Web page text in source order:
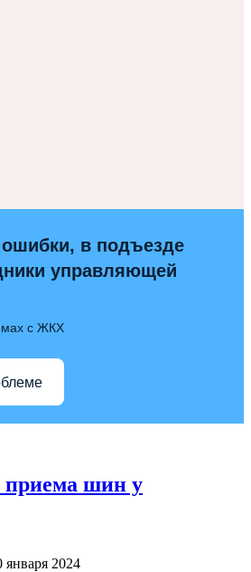
в подъезде
управляющей
с ЖКХ
приема шин у
2024